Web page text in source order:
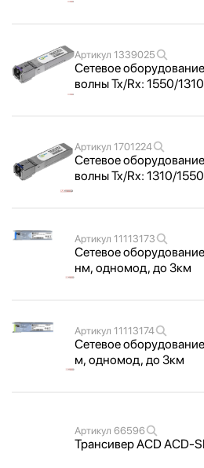
Артикул 1339025
Сетевое
волны Tx/Rx: 1550/
Артикул 1701224
Сетевое
волны Tx/Rx: 1310/
Артикул 11113173
Сетевое
нм, одномод, до 3км
Артикул 11113174
Сетевое
м, одномод, до 3км
Артикул 66596
Трансивер ACD ACD-